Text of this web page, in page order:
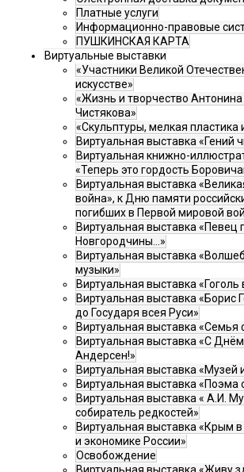
Платные услуги
Информационно-правовые
ПУШКИНСКАЯ КАРТА
Виртуальные выставки
«Участники Великой
искусстве»
«Жизнь и творчество
Чистякова»
«Скульптуры, мелкая пластика
Виртуальная выставка «Гений
Виртуальная книжно-
«Теперь это гордость
Виртуальная выставка
война», к Дню памяти
погибших в Первой мировой
Виртуальная выставка «Певец
Новгородчины…»
Виртуальная выставка
музыки»
Виртуальная выставка «Гоголь
Виртуальная выставка «Борис
до Государя всея Руси»
Виртуальная выставка
Виртуальная выставка «С
Андерсен!»
Виртуальная выставка «Музей
Виртуальная выставка «Поэма
Виртуальная выставка « А.И.
собиратель редкостей»
Виртуальная выставка «Крым в
и экономике России»
Освобождение